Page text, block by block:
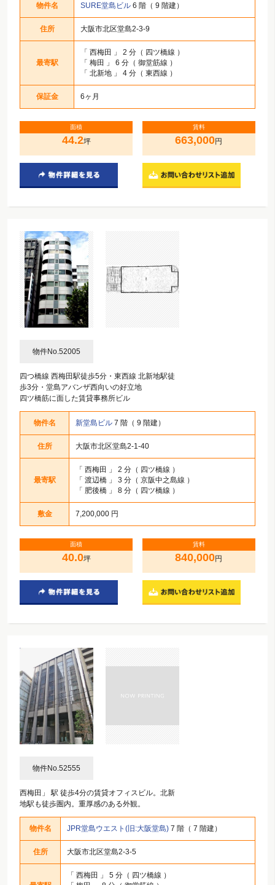
物件名 SURE堂島ビル 6 階（ 9 階建）
住所 大阪市北区堂島2-3-9
最寄駅
「 西梅田
」 2 分（ 四ツ橋線 ）
「 梅田
」 6 分（ 御堂筋線 ）
「 北新地 」 4 分（ 東西線 ）
保証金 6ヶ月
面積
44.2坪
賃料
663,000円
物件No.52005
四つ橋線 西梅田駅徒歩5分・東西線 北新地駅徒
歩3分・堂島アバンザ西向いの好立地
四ツ橋筋に面した賃貸事務所ビル
物件名 新堂島ビル 7 階（ 9 階建）
住所 大阪市北区堂島2-1-40
最寄駅
「 西梅田
」 2 分（ 四ツ橋線 ）
「 渡辺橋 」 3 分（ 京阪中之島線 ）
「 肥後橋 」 8 分（ 四ツ橋線 ）
敷金 7,200,000 円
面積
40.0坪
賃料
840,000円
物件No.52555
西梅田」 駅 徒歩4分の賃貸オフィスビル。北新
地駅も徒歩圏内。重厚感のある外観。
物件名 JPR堂島ウエスト(旧:大阪堂島) 7 階（ 7 階建）
住所 大阪市北区堂島2-3-5
「 西梅田
」 5 分（ 四ツ橋線 ）